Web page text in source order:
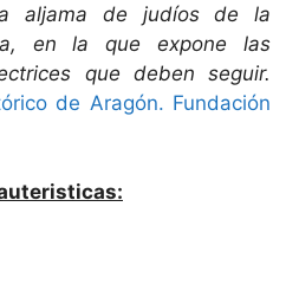
aljama de judíos de la
en la que expone las
que deben seguir.
de Aragón. Fundación